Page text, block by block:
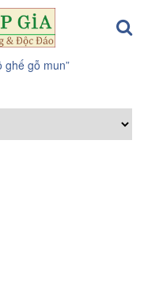
ghế gỗ mun”